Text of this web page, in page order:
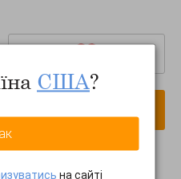
США?
на сайті